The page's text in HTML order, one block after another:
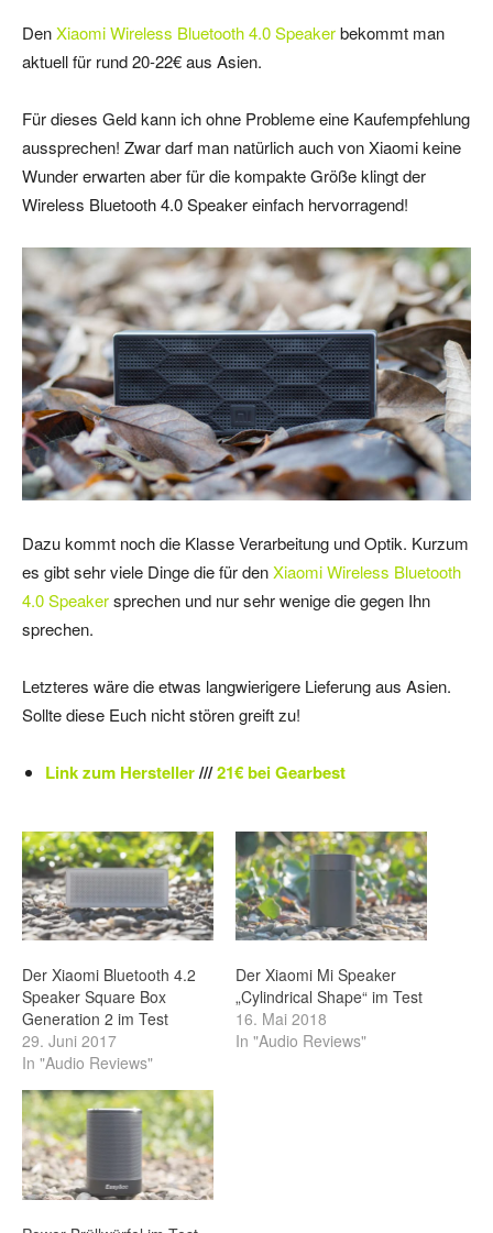
DenXiaomi Wireless Bluetooth 4.0 Speakerbekommt man
aktuell für rund 20-22€ aus Asien.
Für dieses Geld kann ich ohne Probleme eine Kaufempfehlung
aussprechen! Zwar darf man natürlich auch von Xiaomi keine
Wunder erwarten aber für die kompakte Größe klingt der
Wireless Bluetooth 4.0 Speaker einfach hervorragend!
Dazu kommt noch die Klasse Verarbeitung und Optik. Kurzum
es gibt sehr viele Dinge die für denXiaomi Wireless Bluetooth
4.0 Speakersprechen und nur sehr wenige die gegen Ihn
sprechen.
Letzteres wäre die etwas langwierigere Lieferung aus Asien.
Sollte diese Euch nicht stören greift zu!
Link zum Hersteller///21€ bei Gearbest
Der Xiaomi Bluetooth 4.2
Speaker Square Box
Generation 2 im Test
29. Juni 2017
In "Audio Reviews"
Der Xiaomi Mi Speaker
„Cylindrical Shape“ im Test
16. Mai 2018
In "Audio Reviews"